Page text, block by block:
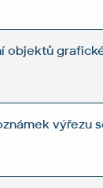
objektů
výřezu